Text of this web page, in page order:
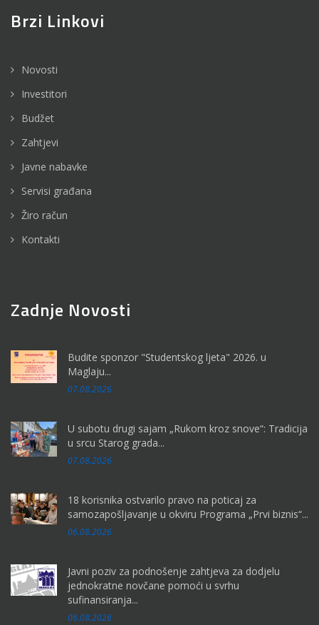
Brzi Linkovi
Novosti
Investitori
Budžet
Zahtjevi
Javne nabavke
Servisi građana
Žiro račun
Kontakti
Zadnje Novosti
Budite sponzor "Studentskog ljeta" 2026. u
Maglaju...
07.08.2026
U subotu drugi sajam „Rukom kroz snove“: Tradicija
u srcu Starog grada...
07.08.2026
18 korisnika ostvarilo pravo na poticaj za
samozapošljavanje u okviru Programa „Prvi biznis“...
06.08.2026
Javni poziv za podnošenje zahtjeva za dodjelu
jednokratne novčane pomoći u svrhu
sufinansiranja...
06.08.2026